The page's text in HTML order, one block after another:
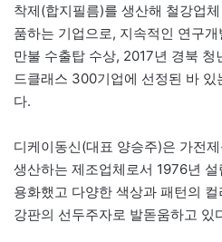
착제(합지필름)를 생산해 철강업
품하는 기업으로, 지속적인 연구
만불 수출탑 수상, 2017년 경북 청
드클래스 300기업에 선정된 바 있
다.
디케이동신(대표 양승주)은 가전
생산하는 제조업체로서 1976년
용화했고 다양한 색상과 패턴의
강판의 선두주자로 발돋움하고 있